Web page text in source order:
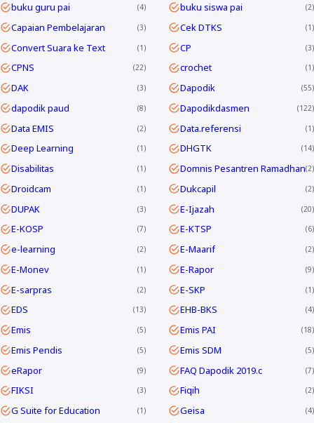
buku guru pai 4 buku siswa pai 2
Capaian Pembelajaran 3 Cek DTKS 1
Convert Suara ke Text 1 CP 3
CPNS 22 crochet 1
DAK 3 Dapodik 55
dapodik paud 8 Dapodikdasmen 122
Data EMIS 2 Data.referensi 1
Deep Learning 1 DHGTK 14
Disabilitas 1 Domnis Pesantren Ramadhan 2
Droidcam 1 Dukcapil 2
DUPAK 3 E-Ijazah 20
E-KOSP 7 E-KTSP 6
e-learning 2 E-Maarif 2
E-Monev 1 E-Rapor 9
E-sarpras 2 E-SKP 1
EDS 13 EHB-BKS 4
Emis 5 Emis PAI 18
Emis Pendis 5 Emis SDM 5
eRapor 9 FAQ Dapodik 2019.c 7
FIKSI 3 Fiqih 2
G Suite for Education 1 Geisa 4